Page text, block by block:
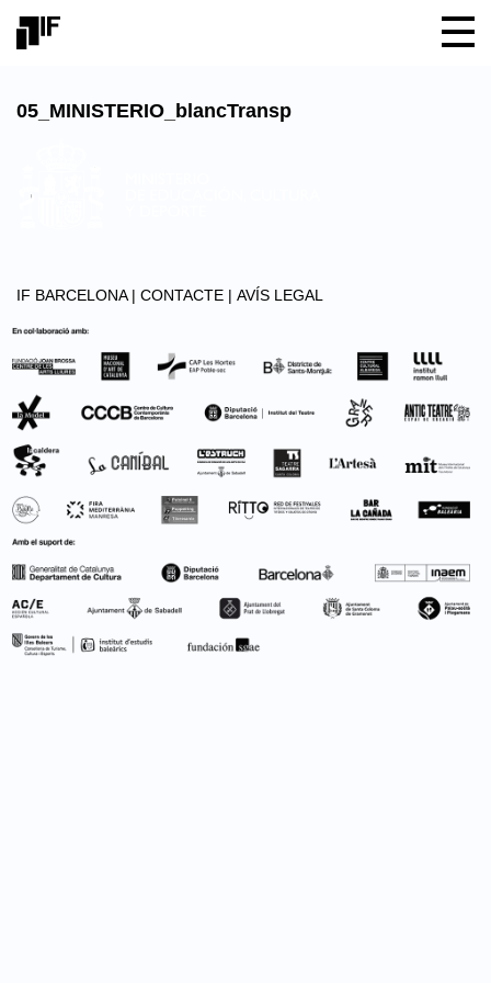
05_MINISTERIO_blancTransp
IF BARCELONA | CONTACTE | AVÍS LEGAL